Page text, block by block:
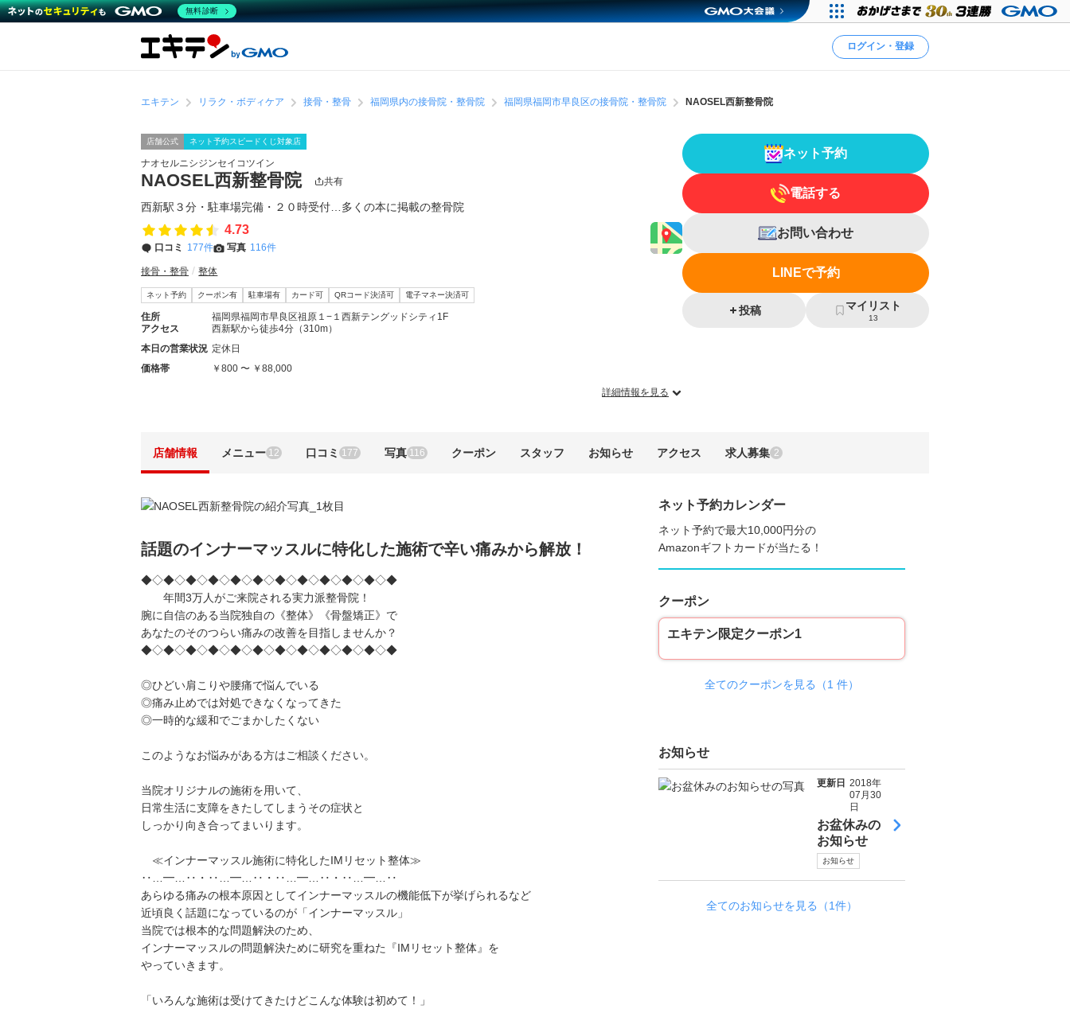
ログイン・登録
エキテン リラク・ボディケア 接骨・整骨 福岡県内の接骨院・整骨院 福岡県福岡市早良区の接骨院・整骨院 NAOSEL西新整骨院
店舗公式 ネット予約スピードくじ対象店
ナオセルニシジンセイコツイン
NAOSEL西新整骨院 共有
西新駅３分・駐車場完備・２０時受付…多くの本に掲載の整骨院
4.73
口コミ 177件 写真 116件
接骨・整骨 整体
ネット予約 クーポン有 駐車場有 カード可 QRコード決済可 電子マネー決済可
住所
福岡県福岡市早良区祖原１−１西新テングッドシティ1F
アクセス
西新駅から徒歩4分（310m）
本日の営業状況 定休日
価格帯
￥800 〜 ￥88,000
詳細情報を見る
ネット予約
電話する
お問い合わせ
LINEで予約
投稿 マイリスト
13
店舗情報 メニュー 12 口コミ 177 写真 116 クーポン スタッフ お知らせ アクセス 求人募集 2
話題のインナーマッスルに特化した施術で辛い痛みから解放！
◆◇◆◇◆◇◆◇◆◇◆◇◆◇◆◇◆◇◆◇◆◇◆
年間3万人がご来院される実力派整骨院！
腕に自信のある当院独自の《整体》《骨盤矯正》で
あなたのそのつらい痛みの改善を目指しませんか？
◆◇◆◇◆◇◆◇◆◇◆◇◆◇◆◇◆◇◆◇◆◇◆
◎ひどい肩こりや腰痛で悩んでいる
◎痛み止めでは対処できなくなってきた
◎一時的な緩和でごまかしたくない
このようなお悩みがある方はご相談ください。
当院オリジナルの施術を用いて、
日常生活に支障をきたしてしまうその症状と
しっかり向き合ってまいります。
≪インナーマッスル施術に特化したIMリセット整体≫
‥…━…‥・‥…━…‥・‥…━…‥・‥…━…‥
あらゆる痛みの根本原因としてインナーマッスルの機能低下が挙げられるなど
近頃良く話題になっているのが「インナーマッスル」
当院では根本的な問題解決のため、
インナーマッスルの問題解決ために研究を重ねた『IMリセット整体』を
やっていきます。
「いろんな施術は受けてきたけどこんな体験は初めて！」
ネット予約カレンダー
ネット予約で最大10,000円分の
Amazonギフトカードが当たる！
クーポン
エキテン限定クーポン1
全てのクーポンを見る（1 件）
お知らせ
更新日 2018年
07月30
日
お盆休みの
お知らせ
お知らせ
全てのお知らせを見る（1件）
無料診断